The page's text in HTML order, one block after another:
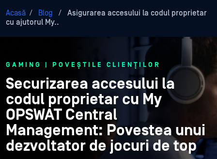
Acasă / Blog /
Asigurarea accesului la codul proprietar
cu ajutorul My..
GAMING | POVEȘTILE CLIENȚILOR
Securizarea accesului la
codul proprietar cu My
OPSWAT Central
Management: Povestea unui
dezvoltator de jocuri de top